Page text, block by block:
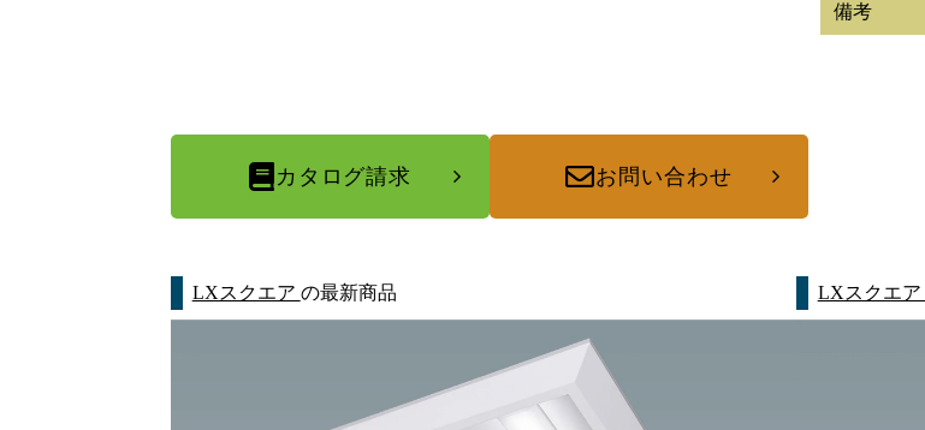
備考
カタログ請求 お問い合わせ
LXスクエア の最新商品 LXスクエア